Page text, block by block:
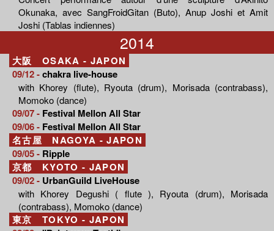
Okunaka, avec SangFroidGitan (Buto), Anup Joshi et Amit
Joshi (Tablas indiennes)
2014
大阪 OSAKA - JAPON
09/12 -chakra live-house
with Khorey (flute), Ryouta (drum), Morisada (contrabass),
Momoko (dance)
09/07 - Festival Mellon All Star
09/06 - Festival Mellon All Star
名古屋 NAGOYA - JAPON
09/05 - Ripple
京都 KYOTO - JAPON
09/02 - UrbanGuild LiveHouse
with Khorey Degushi ( flute ), Ryouta (drum), Morisada
(contrabass), Momoko (dance)
東京 TOKYO - JAPON